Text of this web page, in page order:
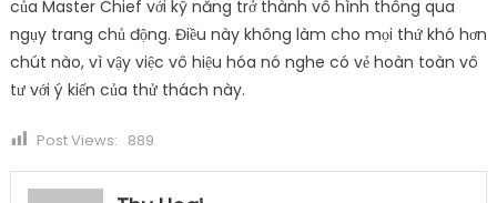
của Master Chief với kỹ năng trở thành vô hình thông qua
ngụy trang chủ động. Điều này không làm cho mọi thứ khó hơn
chút nào, vì vậy việc vô hiệu hóa nó nghe có vẻ hoàn toàn vô
tư với ý kiến của thử thách này.
Post Views: 889